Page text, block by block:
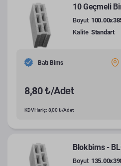
10 Geçmeli
Boyut
Kalite Standart
Batı Bims
8,80 ₺/Adet
KDV Hariç: 8,00 ₺/Adet
Blokbims -
Boyut